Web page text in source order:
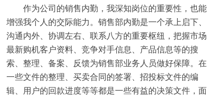
作为公司的销售内勤，我深知岗位的重要性，也能
增强我个人的交际能力。销售部内勤是一个承上启下、
沟通内外、协调左右、联系八方的重要枢纽，把握市场
最新购机客户资料、竞争对手信息、产品信息等的搜
索、整理、备案、反馈为销售部业务人员做好保障。在
一些文件的整理、买卖合同的签署、招投标文件的编
辑、用户的回款进度等等都是一些有益的决策文件，面